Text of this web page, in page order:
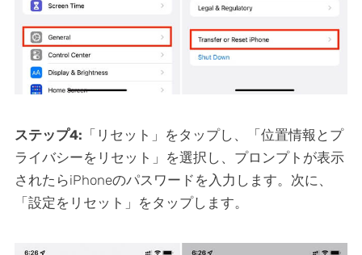
ステップ4: 「リセット」をタップし、「位置情報とプ
ライバシーをリセット」を選択し、プロンプトが表示
されたらiPhoneのパスワードを入力します。次に、
「設定をリセット」をタップします。